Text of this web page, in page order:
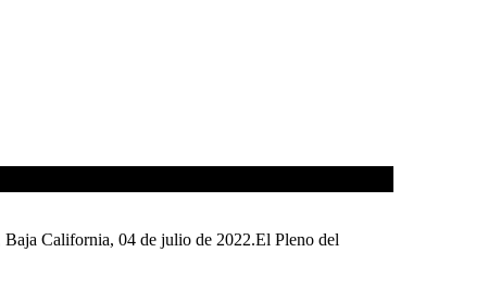
California, 04 de julio de 2022.El Pleno del